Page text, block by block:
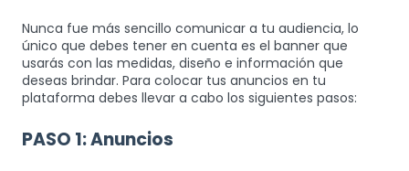
Nunca fue más sencillo comunicar a tu audiencia, lo
único que debes tener en cuenta es el banner que
usarás con las medidas, diseño e información que
deseas brindar. Para colocar tus anuncios en tu
plataforma debes llevar a cabo los siguientes pasos:
PASO 1: Anuncios